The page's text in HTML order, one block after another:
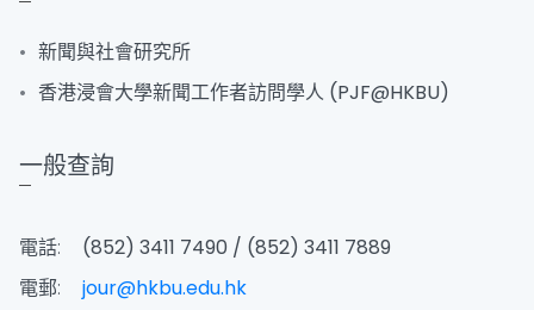
新聞與社會研究所
香港浸會大學新聞工作者訪問學人 (PJF@HKBU)
一般查詢
電話:
(852) 3411 7490 / (852) 3411 7889
電郵:
jour@hkbu.edu.hk